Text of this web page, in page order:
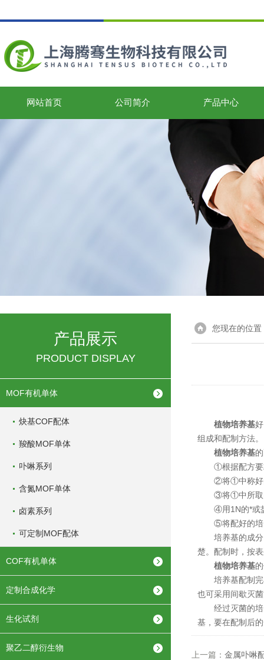
网站首页 公司简介 产品中心
产品展示
PRODUCT DISPLAY
MOF有机单体
炔基COF配体
羧酸MOF单体
卟啉系列
含氮MOF单体
卤素系列
可定制MOF配体
COF有机单体
定制合成化学
生化试剂
聚乙二醇衍生物
您现在的位置
植物培养基
组成和配制方法。
植物培养基
①根据配方要求
②将①中称好的
③将①中所取的
④用1N的*或盐
⑤将配好的培养
培养基的成分
楚。配制时，按
植物培养基
培养基配制完
也可采用间歇灭
经过灭菌的培
基，要在配制后
上一篇： 金属卟啉